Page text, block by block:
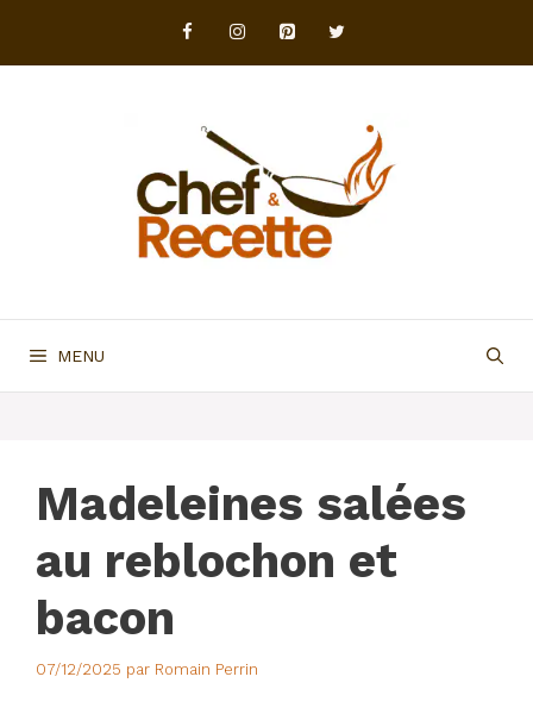
contenu
MENU
Madeleines salées
au reblochon et
bacon
07/12/2025 par Romain Perrin